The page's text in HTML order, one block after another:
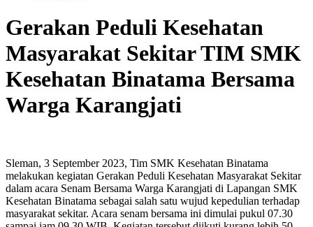
Gerakan Peduli Kesehatan
Masyarakat Sekitar TIM SMK
Kesehatan Binatama Bersama
Warga Karangjati
Sleman, 3 September 2023, Tim SMK Kesehatan Binatama
melakukan kegiatan Gerakan Peduli Kesehatan Masyarakat Sekitar
dalam acara Senam Bersama Warga Karangjati di Lapangan SMK
Kesehatan Binatama sebagai salah satu wujud kepedulian terhadap
masyarakat sekitar. Acara senam bersama ini dimulai pukul 07.30